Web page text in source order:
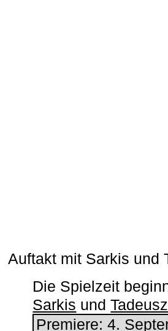
Auftakt mit Sarkis und
Die Spielzeit
Sarkis und
Premiere: 4.